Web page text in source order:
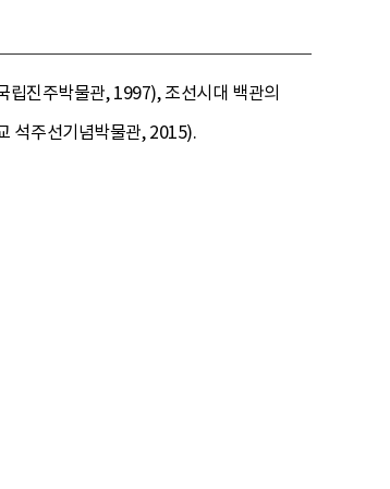
진주박물관, 1997), 조선시대 백관의
석주선기념박물관, 2015).